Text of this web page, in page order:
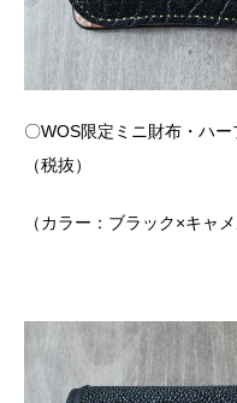
〇WOS限定ミニ財布・ハ
（税抜）
（カラー：ブラック×キャメ